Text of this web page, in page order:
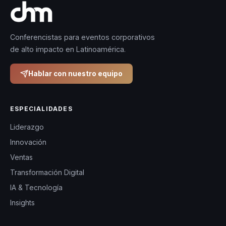
Conferencistas para eventos corporativos
de alto impacto en Latinoamérica.
Hablar con nuestro equipo
ESPECIALIDADES
Liderazgo
Innovación
Ventas
Transformación Digital
IA & Tecnología
Insights